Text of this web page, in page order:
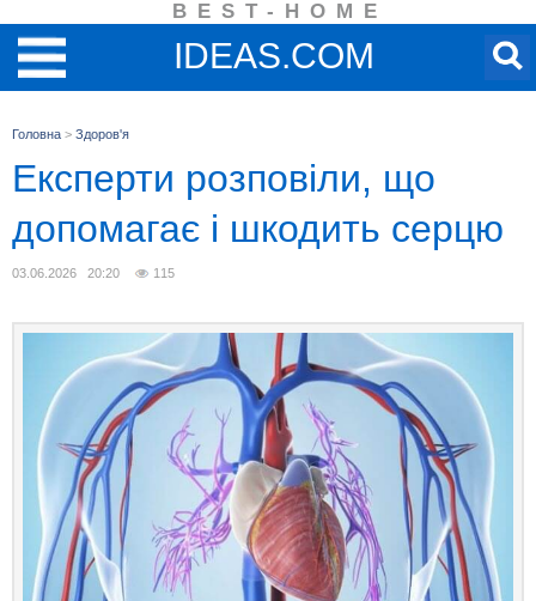
BEST-HOME
IDEAS.COM
Головна > Здоров'я
Експерти розповіли, що
допомагає і шкодить серцю
03.06.2026 20:20 115